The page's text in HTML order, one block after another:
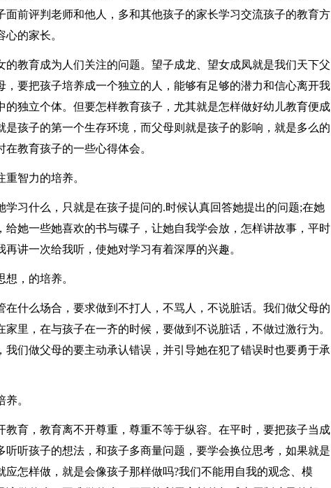
面前评判老师和他人，多和其他孩子的家长学习交流孩子的教育方
的家长。
的教育成为人们关注的问题。望子成龙、望女成凤就是我们天下父
，要把孩子培养成一个独立的人，能够有足够的潜力和信心离开我
的独立个体。但要怎样教育孩子，尤其就是怎样做好幼儿教育便成
是孩子的第一个生存环境，而父母则就是孩子的影响，就是多么的
教育孩子的一些心得体会。
智力的培养。
学习什么，只就是在孩子提问的.时候认真回答她提出的问题;在她
给她一些她喜欢的书与碟子，让她自我学会放，怎样讲故事，平时
讲一次给我听，使她对学习有着深厚的兴趣。
，的培养。
在什么场合，要求做到不打人，不骂人，不说脏话。我们做父母的
里，在与孩子在一齐的时候，要做到不说脏话，不做过激行为。
我们做父母的要主动承认错误，并引导她在犯了错误时也要勇于承
。
教育，教育离不开尊重，尊重不等于纵容。在平时，要把孩子当成
听听孩子的想法，和孩子多商量问题，要学会换位思考，如果就是
应怎样做，就是会像孩子那样做吗?我们不能用自我的观念、模